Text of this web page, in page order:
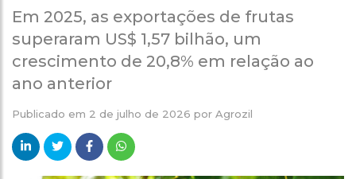
Em 2025, as exportações de frutas
superaram US$ 1,57 bilhão, um
crescimento de 20,8% em relação ao
ano anterior
Publicado em 2 de julho de 2026 por Agrozil